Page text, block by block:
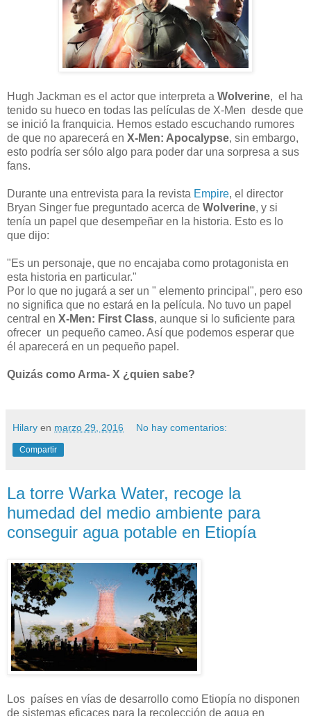
Hugh Jackman es el actor que interpreta a Wolverine, el ha
tenido su hueco en todas las películas de X-Men desde que
se inició la franquicia. Hemos estado escuchando rumores
de que no aparecerá en X-Men: Apocalypse, sin embargo,
esto podría ser sólo algo para poder dar una sorpresa a sus
fans.
Durante una entrevista para la revista Empire, el director
Bryan Singer fue preguntado acerca de Wolverine, y si
tenía un papel que desempeñar en la historia. Esto es lo
que dijo:
"Es un personaje, que no encajaba como protagonista en
esta historia en particular."
Por lo que no jugará a ser un " elemento principal", pero eso
no significa que no estará en la película. No tuvo un papel
central en X-Men: First Class, aunque si lo suficiente para
ofrecer un pequeño cameo. Así que podemos esperar que
él aparecerá en un pequeño papel.
Quizás como Arma- X ¿quien sabe?
Hilary en marzo 29, 2016 No hay comentarios:
Compartir
La torre Warka Water, recoge la
humedad del medio ambiente para
conseguir agua potable en Etiopía
Los países en vías de desarrollo como Etiopía no disponen
de sistemas eficaces para la recolección de agua en